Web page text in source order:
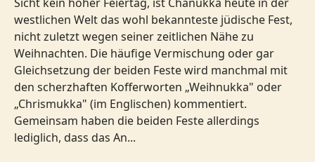
westlichen Welt das wohl bekannteste jüdische Fest,
nicht zuletzt wegen seiner zeitlichen Nähe zu
Weihnachten. Die häufige Vermischung oder gar
Gleichsetzung der beiden Feste wird manchmal mit
den scherzhaften Kofferworten „Weihnukka" oder
„Chrismukka" (im Englischen) kommentiert.
Gemeinsam haben die beiden Feste allerdings
lediglich, dass das An...